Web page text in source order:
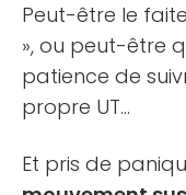
Peut-être le
», ou peut-être
patience de
propre UT…
Et pris de